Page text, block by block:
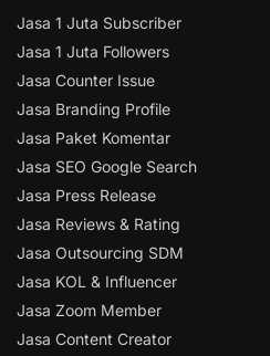
Jasa 1 Juta Subscriber
Jasa 1 Juta Followers
Jasa Counter Issue
Jasa Branding Profile
Jasa Paket Komentar
Jasa SEO Google Search
Jasa Press Release
Jasa Reviews & Rating
Jasa Outsourcing SDM
Jasa KOL & Influencer
Jasa Zoom Member
Jasa Content Creator